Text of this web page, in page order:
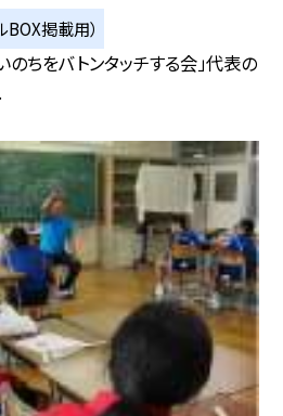
掲載用）
いのちをバトンタッチする会」代表の